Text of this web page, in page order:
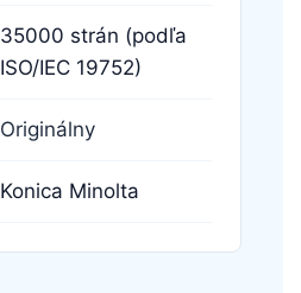
35000 strán (podľa
ISO/IEC 19752)
Originálny
Konica Minolta